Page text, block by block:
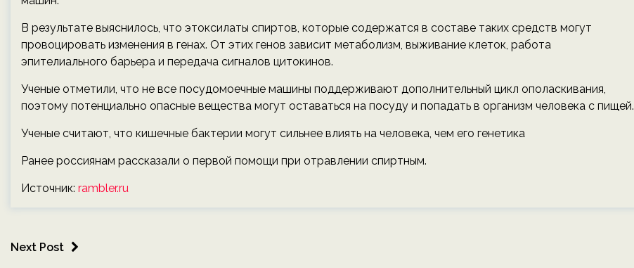
В результате выяснилось, что этоксилаты спиртов, которые содержатся в составе таких средств могут
провоцировать изменения в генах. От этих генов зависит метаболизм, выживание клеток, работа
эпителиального барьера и передача сигналов цитокинов.
Ученые отметили, что не все посудомоечные машины поддерживают дополнительный цикл ополаскивания,
поэтому потенциально опасные вещества могут оставаться на посуду и попадать в организм человека с пищей.
Ученые считают, что кишечные бактерии могут сильнее влиять на человека, чем его генетика
Ранее россиянам рассказали о первой помощи при отравлении спиртным.
Источник: rambler.ru
Next Post